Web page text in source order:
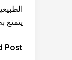
يتمتع
التكلفة
»